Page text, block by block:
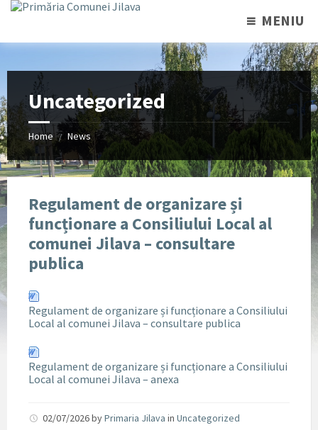
MENIU
Uncategorized
Home / News
Regulament de organizare și
funcționare a Consiliului Local al
comunei Jilava – consultare
publica
Regulament de organizare și funcționare a Consiliului
Local al comunei Jilava – consultare publica
Regulament de organizare și funcționare a Consiliului
Local al comunei Jilava – anexa
02/07/2026byPrimaria Jilava in Uncategorized